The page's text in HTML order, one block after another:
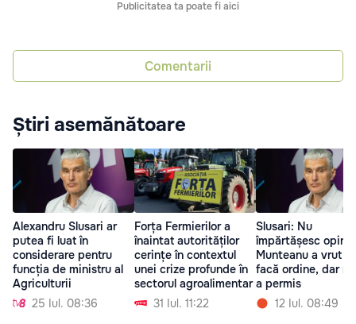
Publicitatea ta poate fi aici
Comentarii
Știri asemănătoare
Alexandru Slusari ar
putea fi luat în
considerare pentru
funcția de ministru al
Agriculturii
25 Iul. 08:36
Forța Fermierilor a
înaintat autorităților
cerințe în contextul
unei crize profunde în
sectorul agroalimentar
31 Iul. 11:22
Slusari: Nu
împărtășesc
Munteanu a vrut să
facă ordine, dar
a permis
12 Iul. 08:49